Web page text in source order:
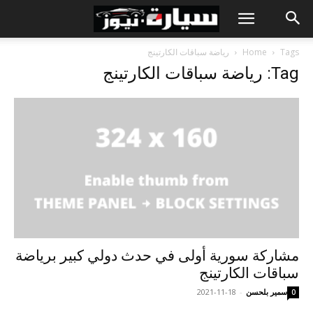
Home Tags رياضة سباقات الكارتينج
Tag: رياضة سباقات الكارتينج
مشاركة سورية أولى في حدث دولي كبير برياضة
سباقات الكارتينج
سمير بلحسن -
2021-11-18 0